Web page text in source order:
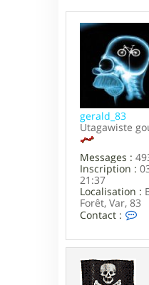
gerald_83
Utagawiste
Messages :
Inscription :
21:37
Localisation :
Forêt, Var, 83
Contact :
t